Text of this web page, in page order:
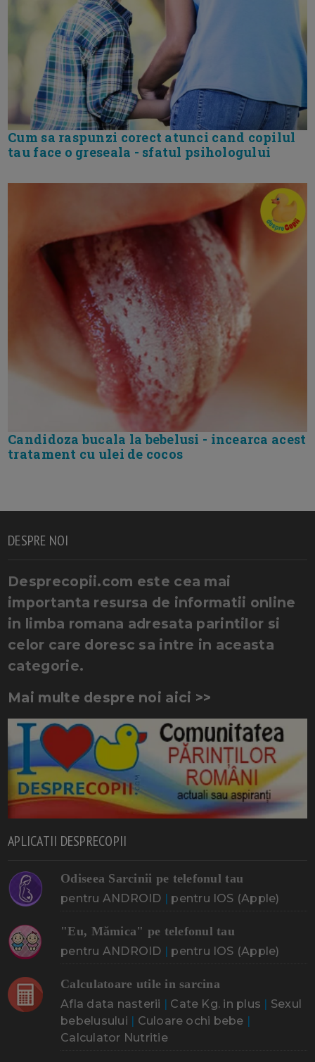
Cum sa raspunzi corect atunci cand copilul
tau face o greseala - sfatul psihologului
Candidoza bucala la bebelusi - incearca acest
tratament cu ulei de cocos
DESPRE NOI
Desprecopii.com este cea mai
importanta resursa de informatii online
in limba romana adresata parintilor si
celor care doresc sa intre in aceasta
categorie.
Mai multe despre noi aici >>
APLICATII DESPRECOPII
Odiseea Sarcinii pe telefonul tau
pentru ANDROID | pentru IOS (Apple)
"Eu, Mămica" pe telefonul tau
pentru ANDROID | pentru IOS (Apple)
Calculatoare utile in sarcina
Afla data nasterii | Cate Kg. in plus | Sexul
bebelusului | Culoare ochi bebe |
Calculator Nutritie